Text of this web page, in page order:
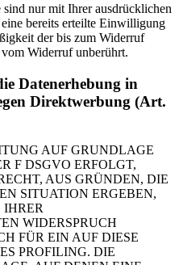
nur mit Ihrer ausdrücklichen
bereits erteilte Einwilligung
der bis zum Widerruf
Widerruf unberührt.
Datenerhebung in
Direktwerbung (Art.
AUF GRUNDLAGE
F DSGVO ERFOLGT,
AUS GRÜNDEN, DIE
SITUATION ERGEBEN,
WIDERSPRUCH
FÜR EIN AUF DIESE
PROFILING. DIE